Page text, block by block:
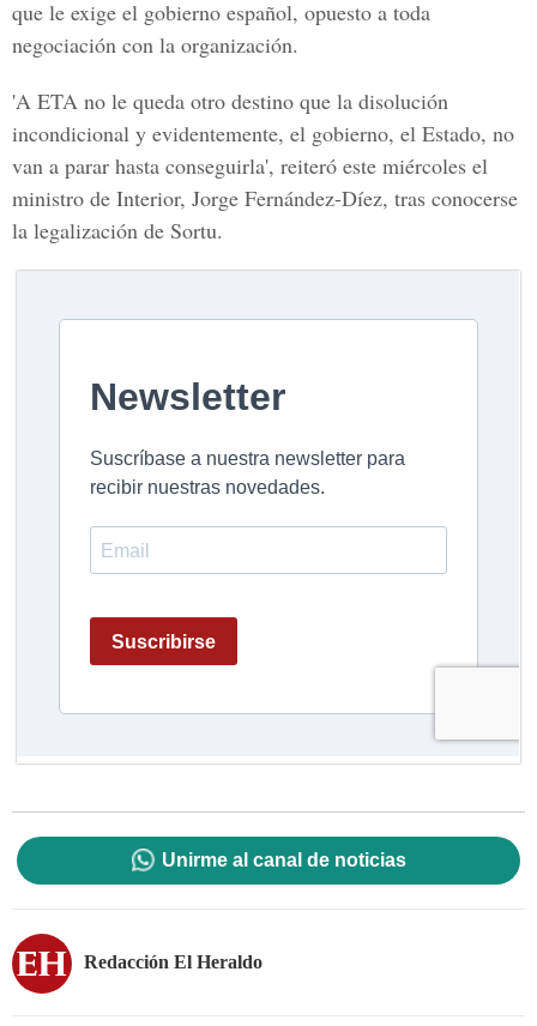
que le exige el gobierno español, opuesto a toda
negociación con la organización.
'A ETA no le queda otro destino que la disolución
incondicional y evidentemente, el gobierno, el Estado, no
van a parar hasta conseguirla', reiteró este miércoles el
ministro de Interior, Jorge Fernández-Díez, tras conocerse
la legalización de Sortu.
Unirme al canal de noticias
Redacción El Heraldo